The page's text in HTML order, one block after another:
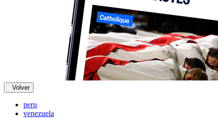
Volver
peru
venezuela